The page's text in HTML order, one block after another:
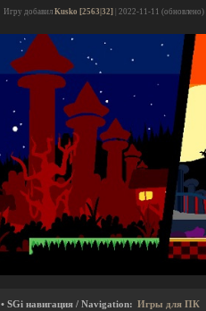
Игру добавил Kusko [2563|32] | 2022-11-11 (обновлено) |
• SGi навигация / Navigation: Игры для ПК